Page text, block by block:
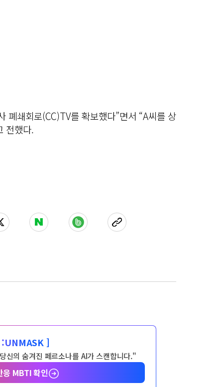
폐쇄회로(CC)TV를 확보했다”면서 “A씨를 상
전했다.
UNMASK ]
신의 숨겨진 페르소나를 AI가 스캔합니다."
응 MBTI 확인